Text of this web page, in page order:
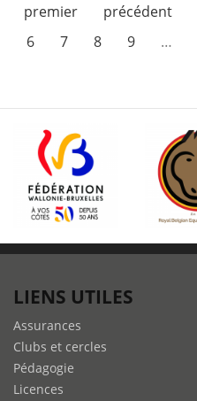
de
de
Européenne
d’Artagnan
14
premier précédent
6
7 8 9 …
LIENS UTILES
Assurances
Clubs et cercles
Pédagogie
Licences